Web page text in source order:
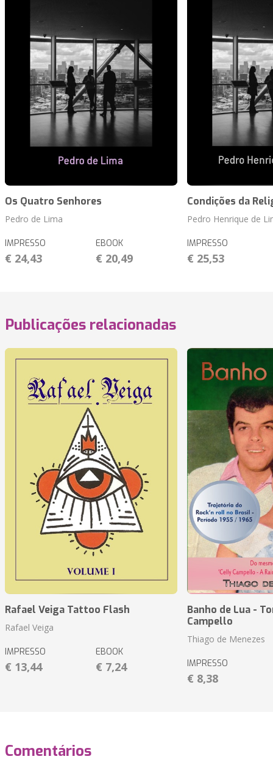
Os Quatro Senhores
Pedro de Lima
IMPRESSO
€ 24,43
EBOOK
€ 20,49
Condições da
Pedro Henrique de
IMPRESSO
€ 25,53
Publicações relacionadas
Rafael Veiga Tattoo Flash
Rafael Veiga
IMPRESSO
€ 13,44
EBOOK
€ 7,24
Banho de Lua -
Campello
Thiago de Menezes
IMPRESSO
€ 8,38
Comentários